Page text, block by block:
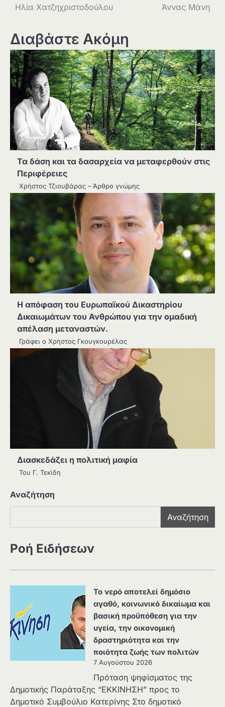
άρθρων
Ηλία Χατζηχριστοδούλου Άννας Μάνη
Διαβάστε Ακόμη
Τα δάση και τα δασαρχεία να μεταφερθούν στις
Περιφέρειες
Χρήστος Τζιουβάρας – Άρθρο γνώμης
Η απόφαση του Ευρωπαϊκού Δικαστηρίου
Δικαιωμάτων του Ανθρώπου για την ομαδική
απέλαση μεταναστών.
Γράφει ο Χρήστος Γκουγκουρέλας
Διασκεδάζει η πολιτική μαφία
Του Γ. Τεκίδη
Αναζήτηση
Αναζήτηση
Ροή Ειδήσεων
Το νερό αποτελεί δημόσιο
αγαθό, κοινωνικό δικαίωμα και
βασική προϋπόθεση για την
υγεία, την οικονομική
δραστηριότητα και την
ποιότητα ζωής των πολιτών
7 Αυγούστου 2026
Πρόταση ψηφίσματος της
Δημοτικής Παράταξης “ΕΚΚΙΝΗΣΗ” προς το
Δημοτικό Συμβούλιο Κατερίνης Στο δημοτικό